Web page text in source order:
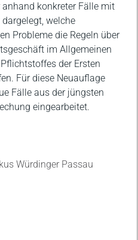
konkreter Fälle mit
welche
Probleme die Regeln über
im Allgemeinen
der Ersten
Für diese Neuauflage
Fälle aus der jüngsten
eingearbeitet.
Würdinger Passau